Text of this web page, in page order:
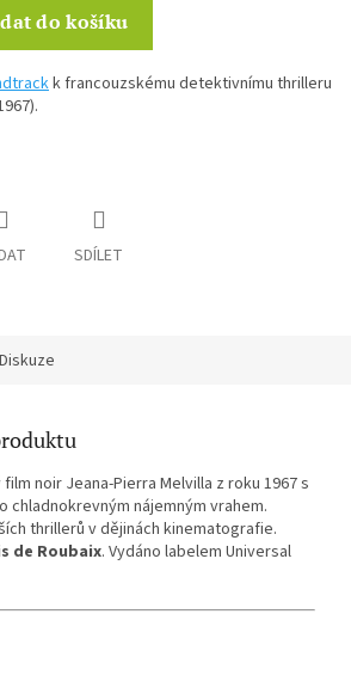
do košíku
k francouzskému detektivnímu thrilleru
SDÍLET
Diskuze
noir Jeana-Pierra Melvilla z roku 1967 s
chladnokrevným nájemným vrahem.
thrillerů v dějinách kinematografie.
de Roubaix. Vydáno labelem Universal